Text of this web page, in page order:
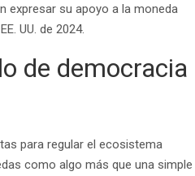
expresar su apoyo a la moneda
UU. de 2024.
de democracia
para regular el ecosistema
como algo más que una simple